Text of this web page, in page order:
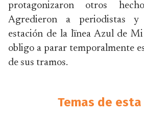
protagonizaron otros
Agredieron a periodistas y
estación de la lïnea Azul de
obligo a parar temporalmente
de sus tramos.
Temas de